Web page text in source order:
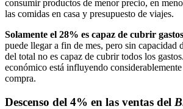
consumir productos de menor precio, en
las comidas en casa y presupuesto de viajes.
Solamente el 28% es capaz de cubrir
puede llegar a fin de mes, pero sin capacidad
del total no es capaz de cubrir todos los
económico está influyendo
compra.
Descenso del 4% en las ventas del